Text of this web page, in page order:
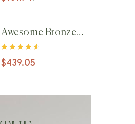
Awesome Bronze
Chair
sur 5
$439.05